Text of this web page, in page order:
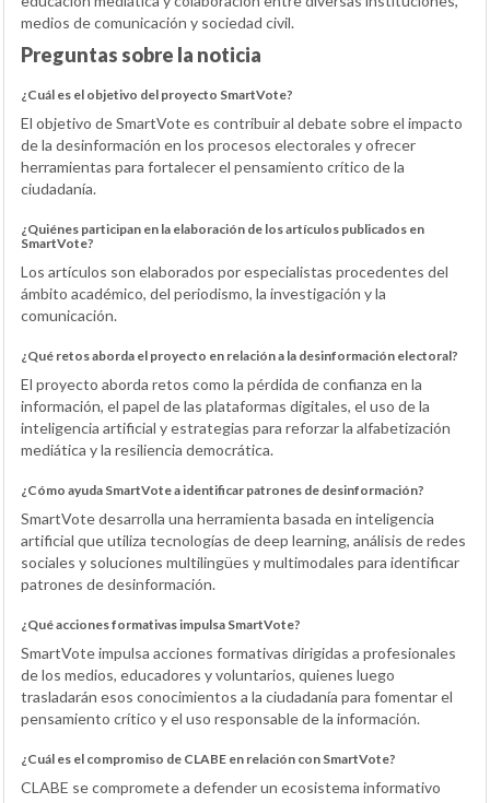
medios de comunicación y sociedad civil.
Preguntas sobre la noticia
¿Cuál es el objetivo del proyecto SmartVote?
El objetivo de SmartVote es contribuir al debate sobre el impacto
de la desinformación en los procesos electorales y ofrecer
herramientas para fortalecer el pensamiento crítico de la
ciudadanía.
¿Quiénes participan en la elaboración de los artículos publicados en
SmartVote?
Los artículos son elaborados por especialistas procedentes del
ámbito académico, del periodismo, la investigación y la
comunicación.
¿Qué retos aborda el proyecto en relación a la desinformación electoral?
El proyecto aborda retos como la pérdida de confianza en la
información, el papel de las plataformas digitales, el uso de la
inteligencia artificial y estrategias para reforzar la alfabetización
mediática y la resiliencia democrática.
¿Cómo ayuda SmartVote a identificar patrones de desinformación?
SmartVote desarrolla una herramienta basada en inteligencia
artificial que utiliza tecnologías de deep learning, análisis de redes
sociales y soluciones multilingües y multimodales para identificar
patrones de desinformación.
¿Qué acciones formativas impulsa SmartVote?
SmartVote impulsa acciones formativas dirigidas a profesionales
de los medios, educadores y voluntarios, quienes luego
trasladarán esos conocimientos a la ciudadanía para fomentar el
pensamiento crítico y el uso responsable de la información.
¿Cuál es el compromiso de CLABE en relación con SmartVote?
CLABE se compromete a defender un ecosistema informativo